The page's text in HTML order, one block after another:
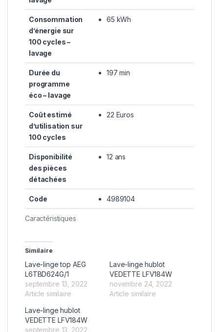
Caractéristiques
Consommation
d’énergie sur
100 cycles –
lavage
65 kWh
Durée du
programme
éco – lavage
197 min
Coût estimé
d’utilisation sur
100 cycles
22 Euros
Disponibilité
des pièces
détachées
12 ans
Code 4989104
Similaire
Lave-linge top AEG
L6TBD624G/1
septembre 13, 2022
Article similaire
Lave-linge hublot
VEDETTE LFV184W
novembre 24, 2022
Article similaire
Lave-linge hublot
VEDETTE LFV184W
septembre 13, 2022